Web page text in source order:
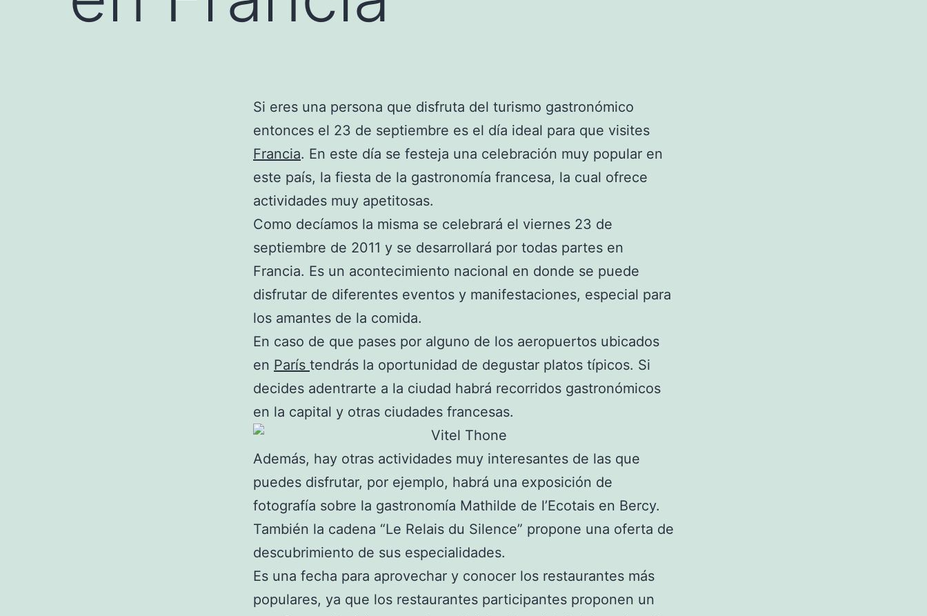
Si eres una persona que disfruta del turismo gastronómico
entonces el 23 de septiembre es el día ideal para que visites
Francia. En este día se festeja una celebración muy popular en
este país, la fiesta de la gastronomía francesa, la cual ofrece
actividades muy apetitosas.
Como decíamos la misma se celebrará el viernes 23 de
septiembre de 2011 y se desarrollará por todas partes en
Francia. Es un acontecimiento nacional en donde se puede
disfrutar de diferentes eventos y manifestaciones, especial para
los amantes de la comida.
En caso de que pases por alguno de los aeropuertos ubicados
en París tendrás la oportunidad de degustar platos típicos. Si
decides adentrarte a la ciudad habrá recorridos gastronómicos
en la capital y otras ciudades francesas.
Además, hay otras actividades muy interesantes de las que
puedes disfrutar, por ejemplo, habrá una exposición de
fotografía sobre la gastronomía Mathilde de l’Ecotais en Bercy.
También la cadena “Le Relais du Silence” propone una oferta de
descubrimiento de sus especialidades.
Es una fecha para aprovechar y conocer los restaurantes más
populares, ya que los restaurantes participantes proponen un